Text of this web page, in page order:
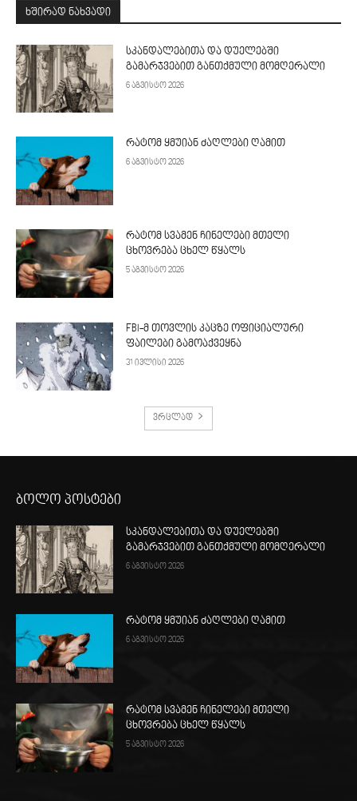
ᲮᲨᲘᲠᲐᲓ ᲜᲐᲮᲕᲐᲓᲘ
სკანდალებითა და დუელებში
გამარჯვებით განთქმული მომღერალი
6 აგვისტო 2026
რატომ ყმუიან ძაღლები ღამით
6 აგვისტო 2026
რატომ სვამენ ჩინელები მთელი
ცხოვრება ცხელ წყალს
5 აგვისტო 2026
FBI-მ თოვლის კაცზე ოფიციალური
ფაილები გამოაქვეყნა
31 ივლისი 2026
ვრცლად
ბოლო პოსტები
სკანდალებითა და დუელებში
გამარჯვებით განთქმული მომღერალი
6 აგვისტო 2026
რატომ ყმუიან ძაღლები ღამით
6 აგვისტო 2026
რატომ სვამენ ჩინელები მთელი
ცხოვრება ცხელ წყალს
5 აგვისტო 2026